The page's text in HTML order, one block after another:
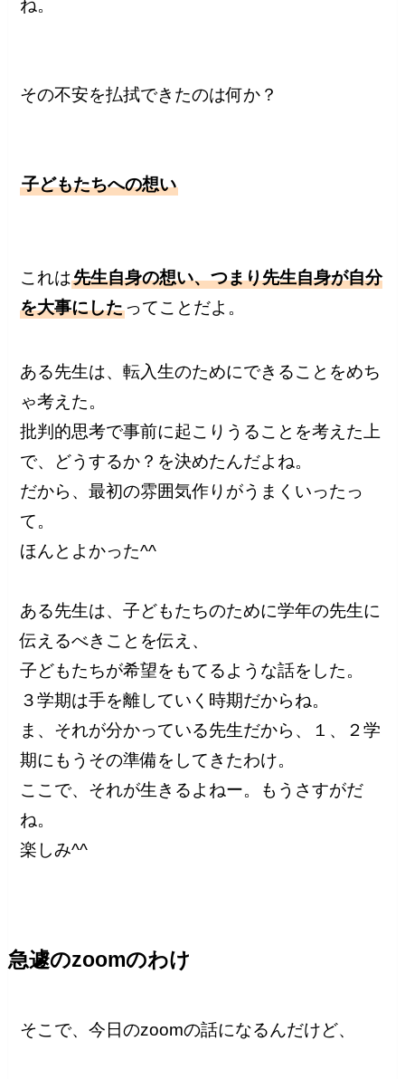
ね。
その不安を払拭できたのは何か？
子どもたちへの想い
これは先生自身の想い、つまり先生自身が自分
を大事にした ってことだよ。
ある先生は、転入生のためにできることをめち
ゃ考えた。
批判的思考で事前に起こりうることを考えた上
で、どうするか？を決めたんだよね。
だから、最初の雰囲気作りがうまくいったっ
て。
ほんとよかった^^
ある先生は、子どもたちのために学年の先生に
伝えるべきことを伝え、
子どもたちが希望をもてるような話をした。
３学期は手を離していく時期だからね。
ま、それが分かっている先生だから、１、２学
期にもうその準備をしてきたわけ。
ここで、それが生きるよねー。もうさすがだ
ね。
楽しみ^^
急遽のzoomのわけ
そこで、今日のzoomの話になるんだけど、